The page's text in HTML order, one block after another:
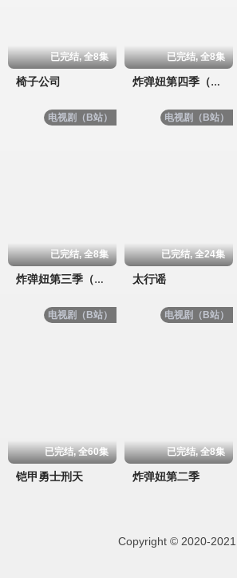
已完结, 全8集
椅子公司
已完结, 全8集
炸弹妞第四季（屌丝女士4）
电视剧（B站）
已完结, 全8集
炸弹妞第三季（屌丝女士3）
电视剧（B站）
已完结, 全24集
太行谣
电视剧（B站）
已完结, 全60集
铠甲勇士刑天
电视剧（B站）
已完结, 全8集
炸弹妞第二季
Copyright © 2020-2021